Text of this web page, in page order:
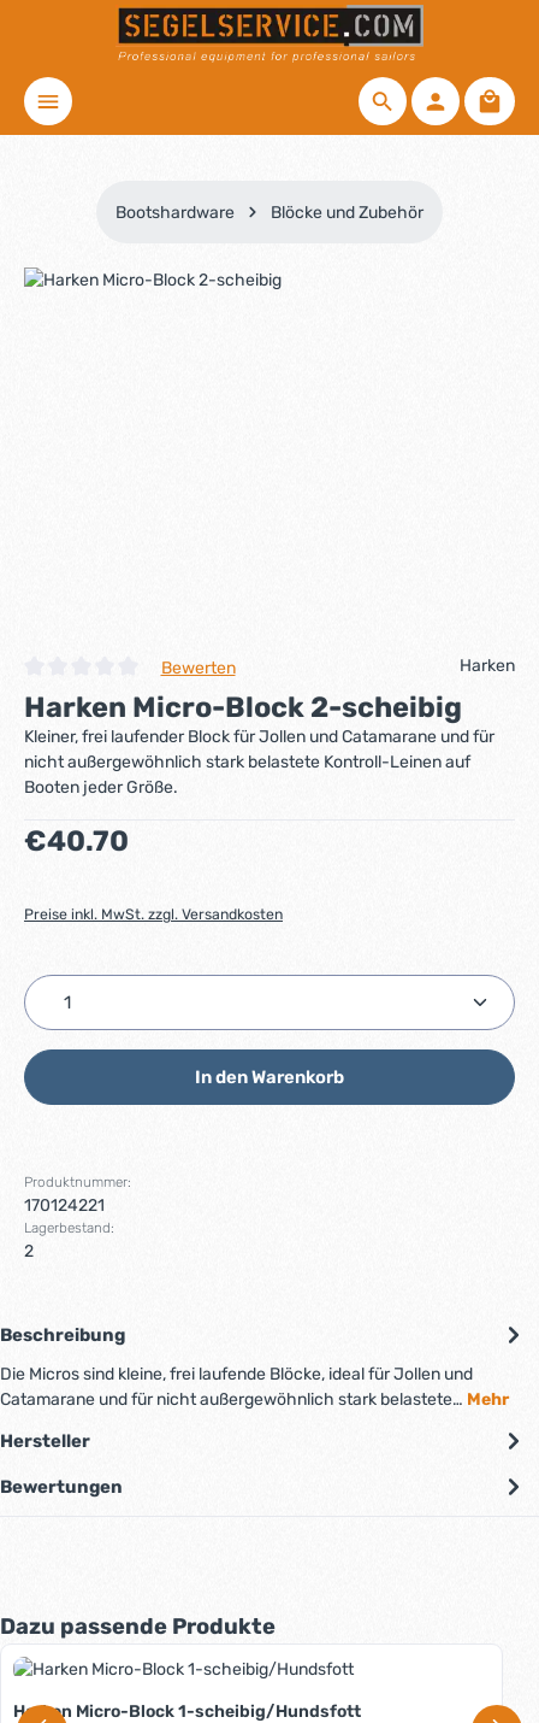
Zum Hauptinhalt springen
Bootshardware Blöcke und Zubehör
Bildergalerie überspringen
Durchschnittliche Bewertung von 0 von 5 Sternen
Bewerten Harken
Harken Micro-Block 2-scheibig
Kleiner, frei laufender Block für Jollen und Catamarane und für
nicht außergewöhnlich stark belastete Kontroll-Leinen auf
Booten jeder Größe.
Regulärer Preis:
€40.70
Preise inkl. MwSt. zzgl. Versandkosten
Produkt Anzahl: Gib den gewünschten Wert ein
In den Warenkorb
Produktnummer:
170124221
Lagerbestand:
2
Beschreibung
Die Micros sind kleine, frei laufende Blöcke, ideal für Jollen und
Catamarane und für nicht außergewöhnlich stark belastete… Mehr
Hersteller
Bewertungen
Produktgalerie überspringen
Dazu passende Produkte
Harken Micro-Block 1-scheibig/Hundsfott